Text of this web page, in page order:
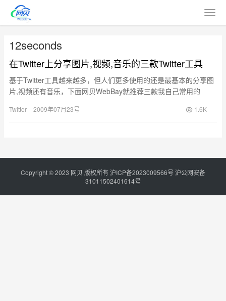
12seconds
在Twitter上分享图片,视频,音乐的三款Twitter工具
基于Twitter工具越来越多，但人们更多使用的还是最基本的分享图
片,视频还有音乐，下面网贝WebBay就推荐三款我自己常用的
Twitter 2009年07月23号 1.6K
Copyright © 2023 网贝 版权所有沪ICP备2023009566号 沪公网安备
31011502401614号